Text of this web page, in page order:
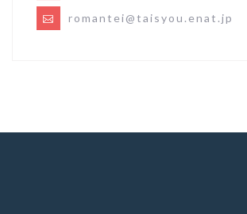
romantei@taisyou.enat.jp